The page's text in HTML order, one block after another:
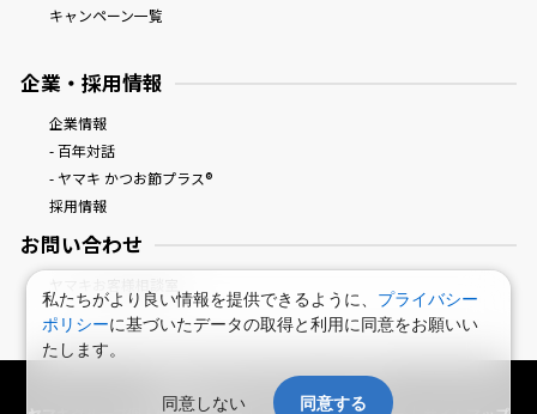
キャンペーン一覧
企業・採用情報
企業情報
- 百年対話
- ヤマキ かつお節プラス®
採用情報
お問い合わせ
鰹節屋・だし屋、ヤマキ。 : HOME
私たちがより良い情報を提供できるように、 プライバシー
ポリシーに基づいたデータの取得と利用に同意をお願いい
たします。
同意しない 同意する